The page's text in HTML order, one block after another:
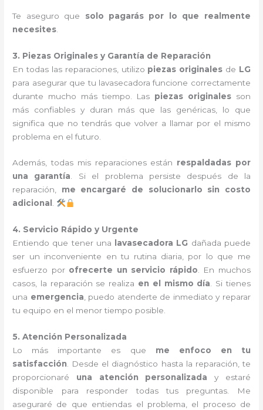
Te aseguro que solo pagarás por lo que realmente
necesites
3. Piezas Originales y Garantía de Reparación
En todas las reparaciones, utilizo piezas originales de LG
para asegurar que tu lavasecadora funcione correctamente
durante mucho más tiempo. Las piezas originales son
más confiables y duran más que las genéricas, lo que
significa que no tendrás que volver a llamar por el mismo
problema en el futuro.
Además, todas mis reparaciones están respaldadas por
una garantía. Si el problema persiste después de la
reparación, me encargaré de solucionarlo sin costo
adicional .
4. Servicio Rápido y Urgente
Entiendo que tener una
lavasecadora LG dañada puede
ser un inconveniente en tu rutina diaria, por lo que me
esfuerzo por ofrecerte un servicio rápido. En muchos
casos, la reparación se realiza en el mismo día. Si tienes
una emergencia, puedo atenderte de inmediato y reparar
tu equipo en el menor tiempo posible.
5. Atención Personalizada
Lo más importante es que me enfoco en tu
satisfacción . Desde el diagnóstico hasta la reparación, te
proporcionaré una atención personalizada y estaré
disponible para responder todas tus preguntas. Me
aseguraré de que entiendas el problema, el proceso de